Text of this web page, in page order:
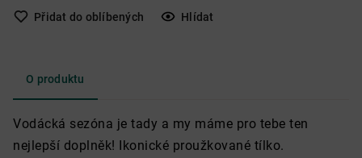
Přidat do oblíbených Hlídat
O produktu
Vodácká sezóna je tady a my máme pro tebe ten
nejlepší doplněk! Ikonické proužkované tílko.